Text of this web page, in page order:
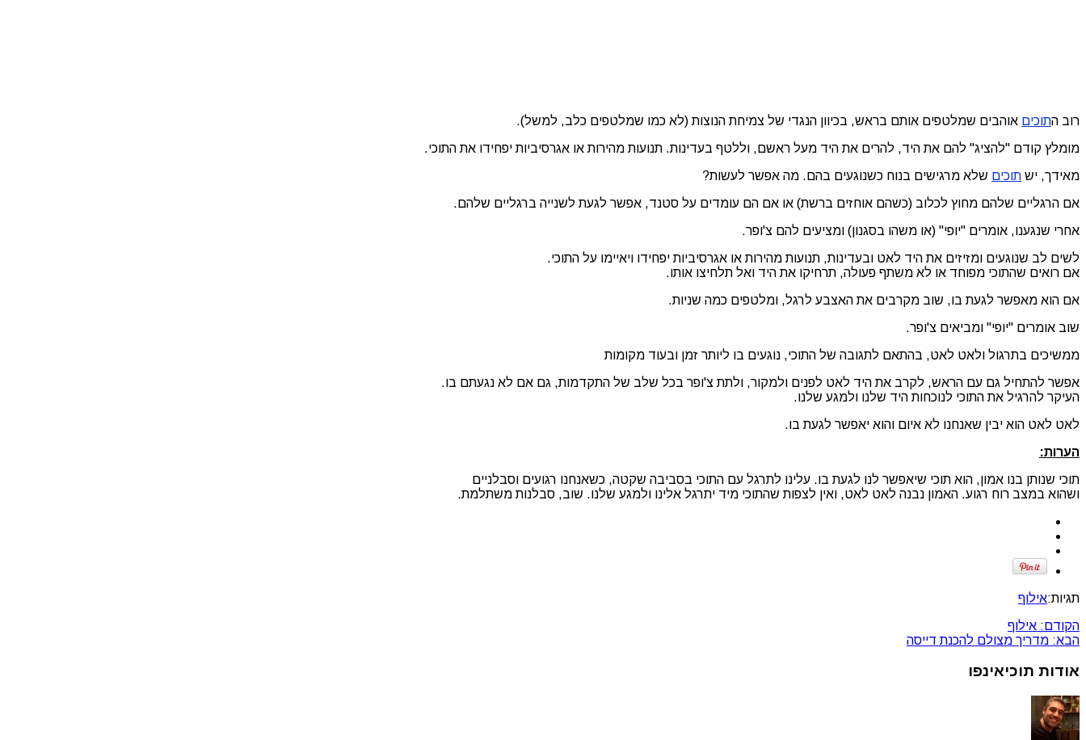
רוב התוכים אוהבים שמלטפים אותם בראש, בכיוון הנגדי של צמיחת הנוצות (לא כמו שמלטפים כלב, למשל).
מומלץ קודם "להציג" להם את היד, להרים את היד מעל ראשם, וללטף בעדינות. תנועות מהירות או אגרסיביות יפחידו את התוכי.
מאידך, יש תוכים שלא מרגישים בנוח כשנוגעים בהם. מה אפשר לעשות?
אם הרגליים שלהם מחוץ לכלוב (כשהם אוחזים ברשת) או אם הם עומדים על סטנד, אפשר לגעת לשנייה ברגליים שלהם.
אחרי שנגענו, אומרים "יופי" (או משהו בסגנון) ומציעים להם צ'ופר.
לשים לב שנוגעים ומזיזים את היד לאט ובעדינות, תנועות מהירות או אגרסיביות יפחידו ויאיימו על התוכי.
אם רואים שהתוכי מפוחד או לא משתף פעולה, תרחיקו את היד ואל תלחיצו אותו.
אם הוא מאפשר לגעת בו, שוב מקרבים את האצבע לרגל, ומלטפים כמה שניות.
שוב אומרים "יופי" ומביאים צ'ופר.
ממשיכים בתרגול ולאט לאט, בהתאם לתגובה של התוכי, נוגעים בו ליותר זמן ובעוד מקומות
אפשר להתחיל גם עם הראש, לקרב את היד לאט לפנים ולמקור, ולתת צ'ופר בכל שלב של התקדמות, גם אם לא נגעתם בו.
העיקר להרגיל את התוכי לנוכחות היד שלנו ולמגע שלנו.
לאט לאט הוא יבין שאנחנו לא איום והוא יאפשר לגעת בו.
הערות:
תוכי שנותן בנו אמון, הוא תוכי שיאפשר לנו לגעת בו. עלינו לתרגל עם התוכי בסביבה שקטה, כשאנחנו רגועים וסבלניים
ושהוא במצב רוח רגוע. האמון נבנה לאט לאט, ואין לצפות שהתוכי מיד יתרגל אלינו ולמגע שלנו. שוב, סבלנות משתלמת.
תגיות:אילוף
הקודם: אילוף
הבא: מדריך מצולם להכנת דייסה
אודות תוכיאינפו